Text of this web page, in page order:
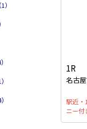
1R
名古
駅近・
ニー付